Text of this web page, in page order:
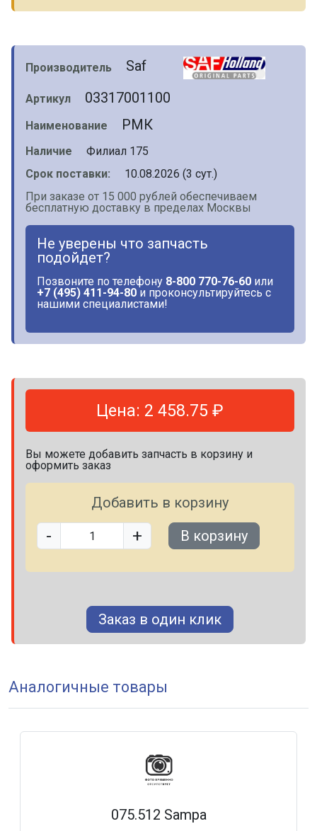
Производитель Saf
Артикул 03317001100
Наименование РМК
Наличие
Филиал 175
Срок поставки:
10.08.2026 (3 сут.)
При заказе от 15 000 рублей обеспечиваем
бесплатную доставку в пределах Москвы
Не уверены что запчасть
подойдет?
Позвоните по телефону 8-800 770-76-60 или
+7 (495) 411-94-80 и проконсультируйтесь с
нашими специалистами!
Цена: 2 458.75 ₽
Вы можете добавить запчасть в корзину и
оформить заказ
Добавить в корзину
- + В корзину
Заказ в один клик
Аналогичные товары
075.512 Sampa